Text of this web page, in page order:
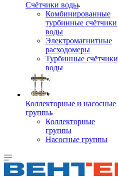
Счётчики воды
Комбинированные
турбинные счётчики
воды
Электромагнитные
расходомеры
Турбинные счётчики
воды
Коллекторные и насосные
группы
Коллекторные
группы
Насосные группы